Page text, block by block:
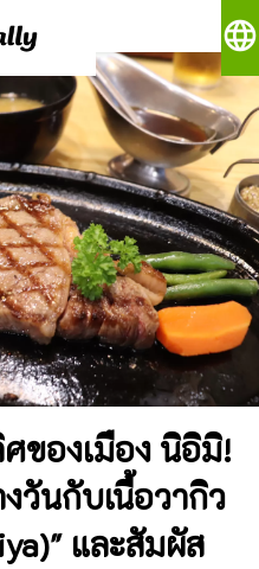
language
ของเมือง นิอิมิ!
วันกับเนื้อวากิว
และสัมผัส